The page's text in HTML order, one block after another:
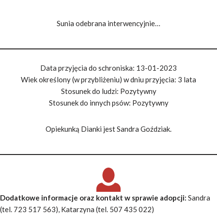
Sunia odebrana interwencyjnie…
Data przyjęcia do schroniska: 13-01-2023
Wiek określony (w przybliżeniu) w dniu przyjęcia: 3 lata
Stosunek do ludzi: Pozytywny
Stosunek do innych psów: Pozytywny
Opiekunką Dianki jest Sandra Goździak.
Dodatkowe informacje oraz kontakt w sprawie adopcji: Sandra
(tel. 723 517 563), Katarzyna (tel. 507 435 022)